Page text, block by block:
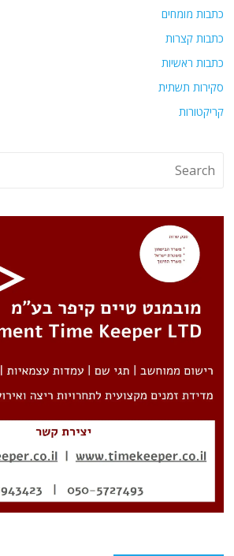
כתבות מומחים
כתבות קצרות
כתבות ראשיות
סקירות תשתית
קריקטורות